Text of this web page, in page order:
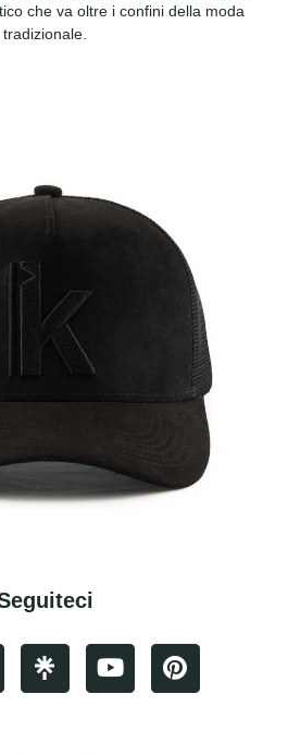
che va oltre i confini della moda
tradizionale.